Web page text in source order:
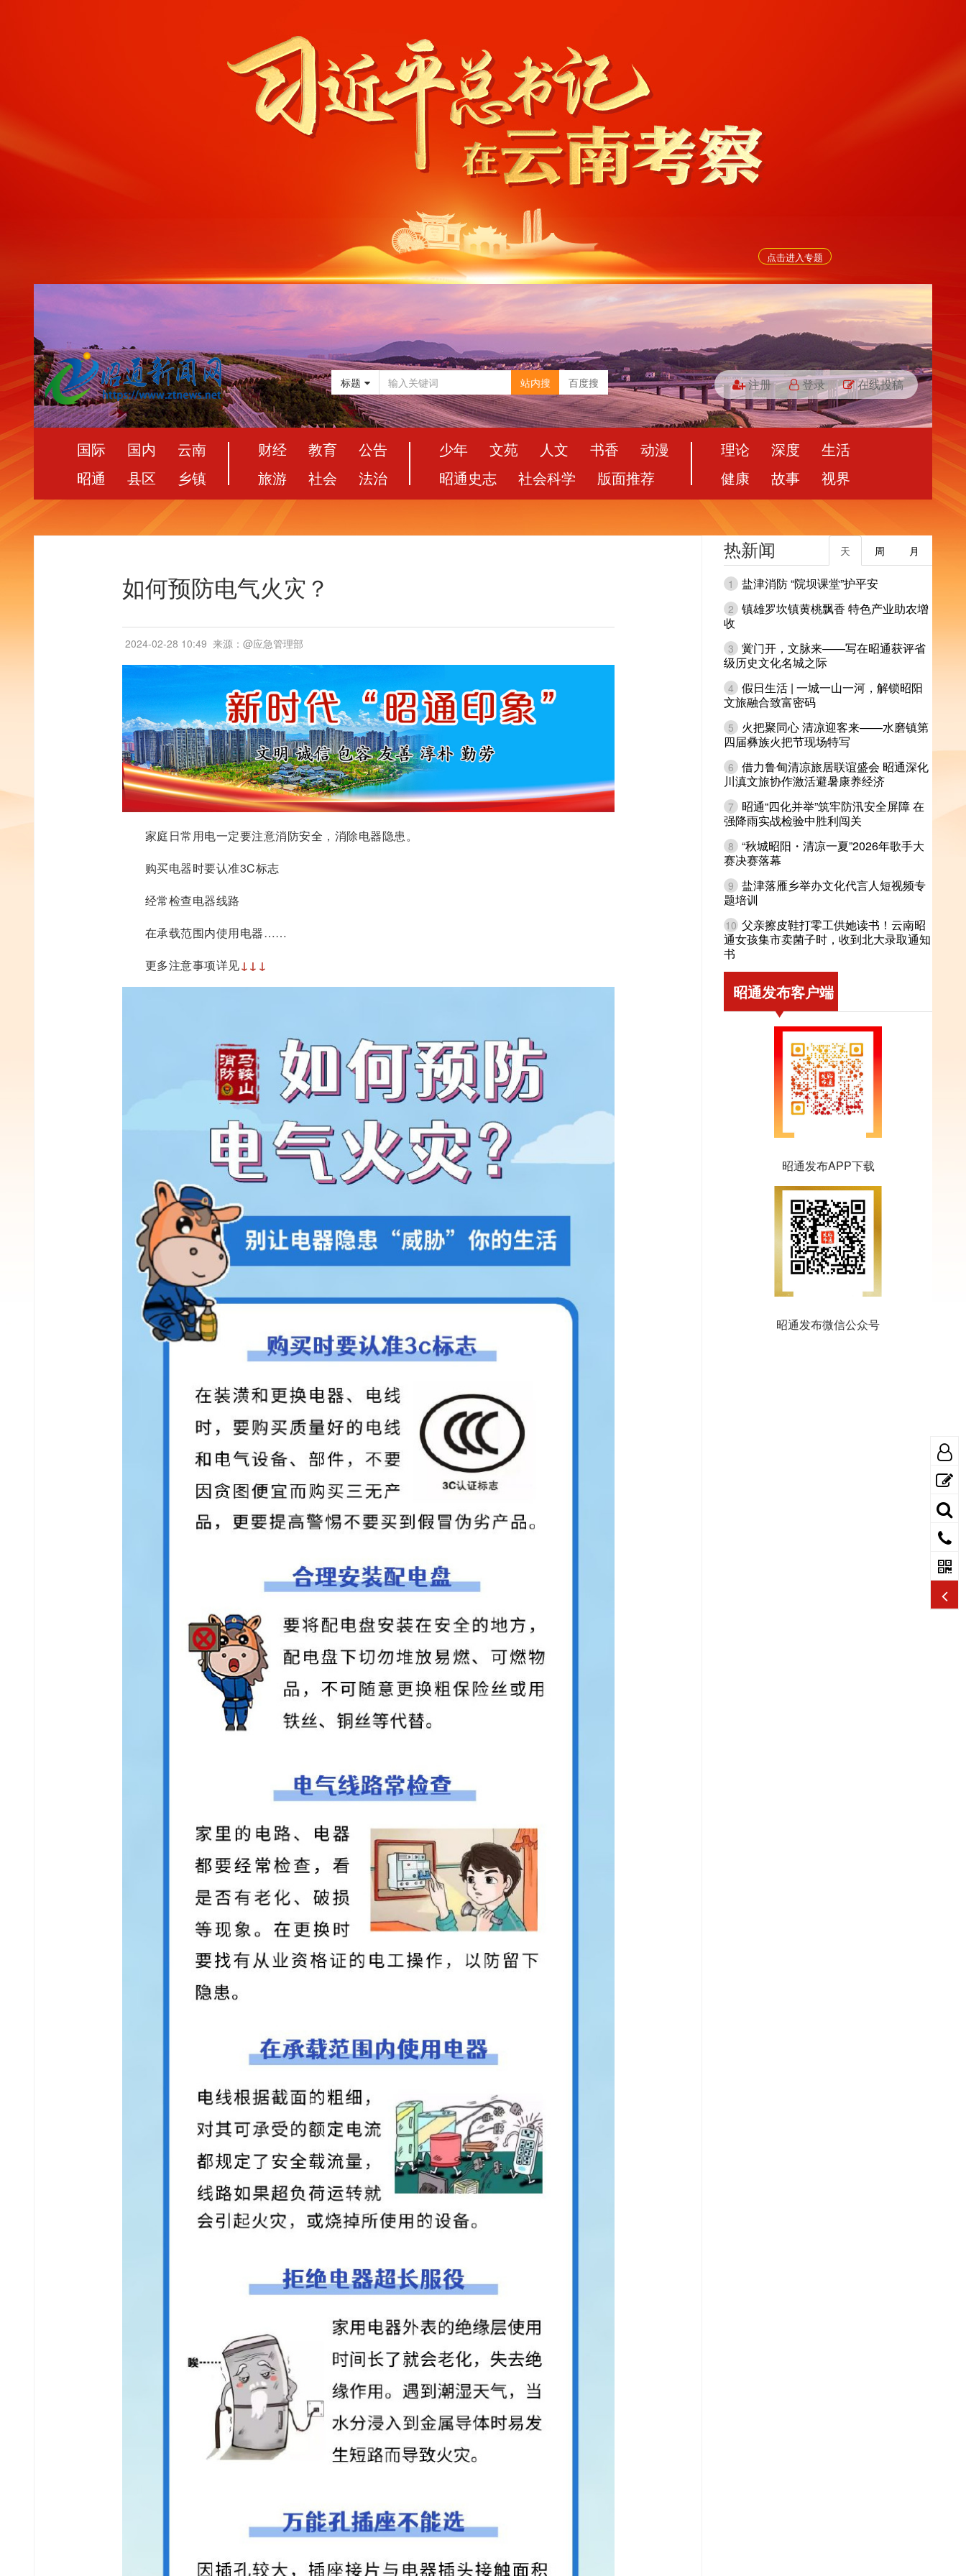
点击进入专题
标题 站内搜 百度搜 注册 登录 在线投稿
国际 国内
云南
昭通
县区 乡镇
财经 教育
公告
旅游
社会 法治
少年 文苑 人文 书香
动漫
昭通史志
社会科学 版面推荐
理论 深度
生活
健康
故事 视界
如何预防电气火灾？
2024-02-28 10:49 来源：@应急管理部
家庭日常用电一定要注意消防安全，消除电器隐患。
购买电器时要认准3C标志
经常检查电器线路
在承载范围内使用电器……
更多注意事项详见↓↓↓
热新闻 月
周
天
1 盐津消防 “院坝课堂”护平安
2 镇雄罗坎镇黄桃飘香 特色产业助农增
收
3 黉门开，文脉来——写在昭通获评省
级历史文化名城之际
4 假日生活 | 一城一山一河，解锁昭阳
文旅融合致富密码
5
火把聚同心 清凉迎客来——水磨镇第
四届彝族火把节现场特写
6 借力鲁甸清凉旅居联谊盛会 昭通深化
川滇文旅协作激活避暑康养经济
7
昭通“四化并举”筑牢防汛安全屏障 在
强降雨实战检验中胜利闯关
8 “秋城昭阳・清凉一夏”2026年歌手大
赛决赛落幕
9 盐津落雁乡举办文化代言人短视频专
题培训
10 父亲擦皮鞋打零工供她读书！云南昭
通女孩集市卖菌子时，收到北大录取通知
书
昭通发布客户端
昭通发布APP下载
昭通发布微信公众号